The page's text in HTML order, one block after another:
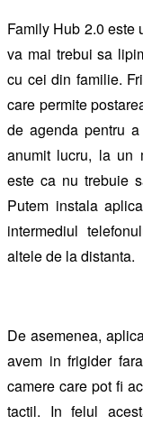
Family Hub 2.0 este
va mai trebui sa
cu cei din familie.
care permite
de agenda pentru
anumit lucru, la un
este ca nu trebuie
Putem instala
intermediul
altele de la distanta.
De asemenea,
avem in frigider
camere care pot fi
tactil. In felul